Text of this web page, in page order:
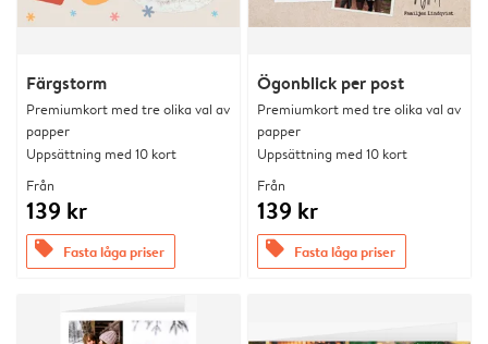
Färgstorm
Premiumkort med tre olika val av
papper
Uppsättning med 10 kort
Från
139 kr
offers Fasta låga priser
Ögonblick per post
Premiumkort med tre olika val av
papper
Uppsättning med 10 kort
Från
139 kr
offers Fasta låga priser